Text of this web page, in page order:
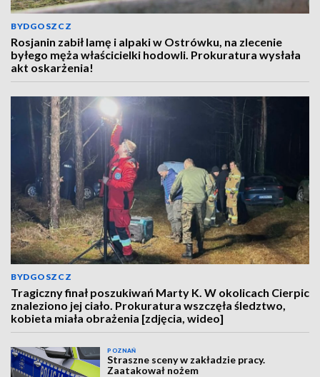
BYDGOSZCZ
Rosjanin zabił lamę i alpaki w Ostrówku, na zlecenie
byłego męża właścicielki hodowli. Prokuratura wysłała
akt oskarżenia!
BYDGOSZCZ
Tragiczny finał poszukiwań Marty K. W okolicach Cierpic
znaleziono jej ciało. Prokuratura wszczęła śledztwo,
kobieta miała obrażenia [zdjęcia, wideo]
POZNAŃ
Straszne sceny w zakładzie pracy.
Zaatakował nożem